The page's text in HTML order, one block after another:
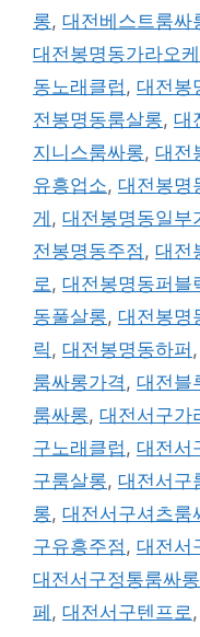
롱, 대전베스트룸싸
대전봉명동가라오케
동노래클럽 , 대전봉
전봉명동룸살롱, 대
지니스룸싸롱, 대전
유흥업소, 대전봉명
게 , 대전봉명동일부
전봉명동주점 , 대전
로 , 대전봉명동퍼블
동풀살롱, 대전봉명
릭 , 대전봉명동하퍼 ,
룸싸롱가격 , 대전블
룸싸롱, 대전서구가
구노래클럽 , 대전서
구룸살롱, 대전서구
롱, 대전서구셔츠룸
구유흥주점 , 대전서
대전서구정통룸싸롱
페 , 대전서구텐프로 ,